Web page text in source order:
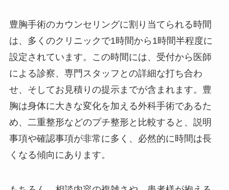
豊胸手術のカウンセリングに割り当てられる時間
は、多くのクリニックで1時間から1時間半程度に
設定されています。この時間には、受付から医師
による診察、専門スタッフとの詳細な打ち合わ
せ、そしてお見積りの提示までが含まれます。豊
胸は身体に大きな変化を加える外科手術であるた
め、二重整形などのプチ整形と比較すると、説明
事項や確認事項が非常に多く、必然的に時間は長
くなる傾向にあります。